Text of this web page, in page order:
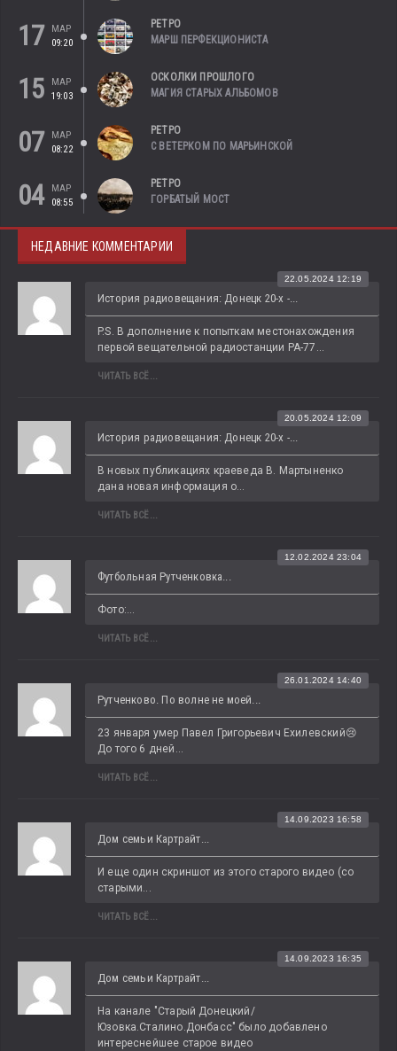
17
МАР
09:20
РЕТРО
МАРШ ПЕРФЕКЦИОНИСТА
15
МАР
19:03
ОСКОЛКИ ПРОШЛОГО
МАГИЯ СТАРЫХ АЛЬБОМОВ
07
МАР
08:22
РЕТРО
С ВЕТЕРКОМ ПО МАРЬИНСКОЙ
04
МАР
08:55
РЕТРО
ГОРБАТЫЙ МОСТ
НЕДАВНИЕ КОММЕНТАРИИ
История радиовещания: Донецк 20-х -...
22.05.2024 12:19
P.S. В дополнение к попыткам местонахождения
первой вещательной радиостанции РА-77...
ЧИТАТЬ ВСЁ...
История радиовещания: Донецк 20-х -...
20.05.2024 12:09
В новых публикациях краеведа В. Мартыненко
дана новая информация о...
ЧИТАТЬ ВСЁ...
Футбольная Рутченковка...
12.02.2024 23:04
Фото:...
ЧИТАТЬ ВСЁ...
Рутченково. По волне не моей...
26.01.2024 14:40
23 января умер Павел Григорьевич Ехилевский😢
До того 6 дней...
ЧИТАТЬ ВСЁ...
Дом семьи Картрайт...
14.09.2023 16:58
И еще один скриншот из этого старого видео (со
старыми...
ЧИТАТЬ ВСЁ...
Дом семьи Картрайт...
14.09.2023 16:35
На канале "Старый Донецкий/
Юзовка.Сталино.Донбасс" было добавлено
интереснейшее старое видео